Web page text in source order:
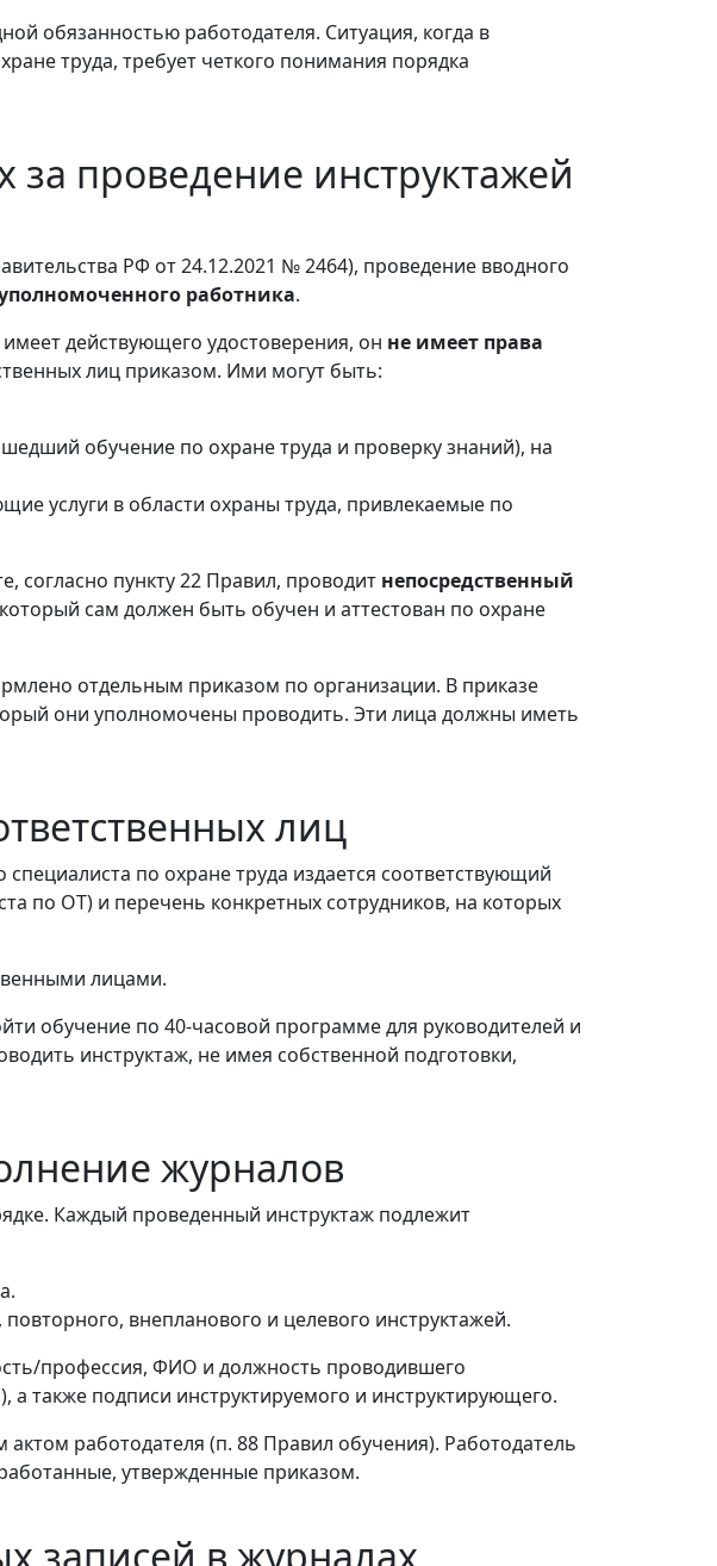
обязанностью работодателя. Ситуация, когда в
труда, требует четкого понимания порядка
проведение инструктажей
РФ от 24.12.2021 № 2464), проведение вводного
работника.
действующего удостоверения, он не имеет права
лиц приказом. Ими могут быть:
обучение по охране труда и проверку знаний), на
услуги в области охраны труда, привлекаемые по
согласно пункту 22 Правил, проводит непосредственный
сам должен быть обучен и аттестован по охране
отдельным приказом по организации. В приказе
они уполномочены проводить. Эти лица должны иметь
лиц
по охране труда издается соответствующий
по ОТ) и перечень конкретных сотрудников, на которых
лицами.
обучение по 40-часовой программе для руководителей и
инструктаж, не имея собственной подготовки,
журналов
Каждый проведенный инструктаж подлежит
внепланового и целевого инструктажей.
профессия, ФИО и должность проводившего
также подписи инструктируемого и инструктирующего.
работодателя (п. 88 Правил обучения). Работодатель
утвержденные приказом.